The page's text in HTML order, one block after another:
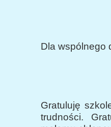
Dla wspólnego
Gratuluję
trudności.